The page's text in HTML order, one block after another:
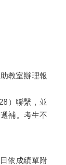
教室辦理報
）聯繫，並
補。考生不
依成績單附